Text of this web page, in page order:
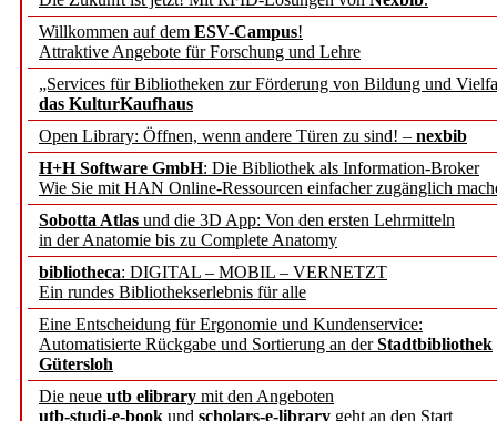
Willkommen auf dem ESV-Campus!
Attraktive Angebote für Forschung und Lehre
„Services für Bibliotheken zur Förderung von Bildung und
das KulturKaufhaus
Open Library: Öffnen, wenn andere Türen zu sind! – nexbib
H+H Software GmbH: Die Bibliothek als Information-Broker
Wie Sie mit HAN Online-Ressourcen einfacher zugänglich
Sobotta Atlas und die 3D App: Von den ersten Lehrmitteln
in der Anatomie bis zu Complete Anatomy
bibliotheca: DIGITAL – MOBIL – VERNETZT
Ein rundes Bibliothekserlebnis für alle
Eine Entscheidung für Ergonomie und Kundenservice:
Automatisierte Rückgabe und Sortierung an derStadtbibliothek
Gütersloh
Die neue utb elibrary mit den Angeboten
utb-studi-e-book und scholars-e-library geht an den Start
besser zu verstehen
„Leitbegriffe der
des BIÖG erscheinen
jedem Experiment
DFG setzt Förderung
FAIRmat fort
Bayerns digitale